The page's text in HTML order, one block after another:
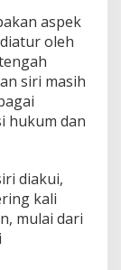
aspek
oleh
siri masih
hukum dan
diakui,
kali
mulai dari